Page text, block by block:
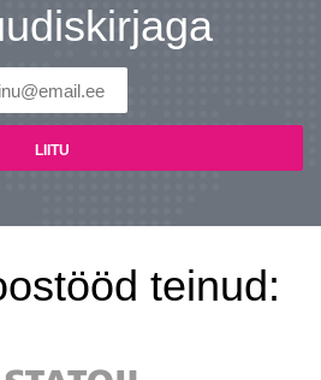
teinud: